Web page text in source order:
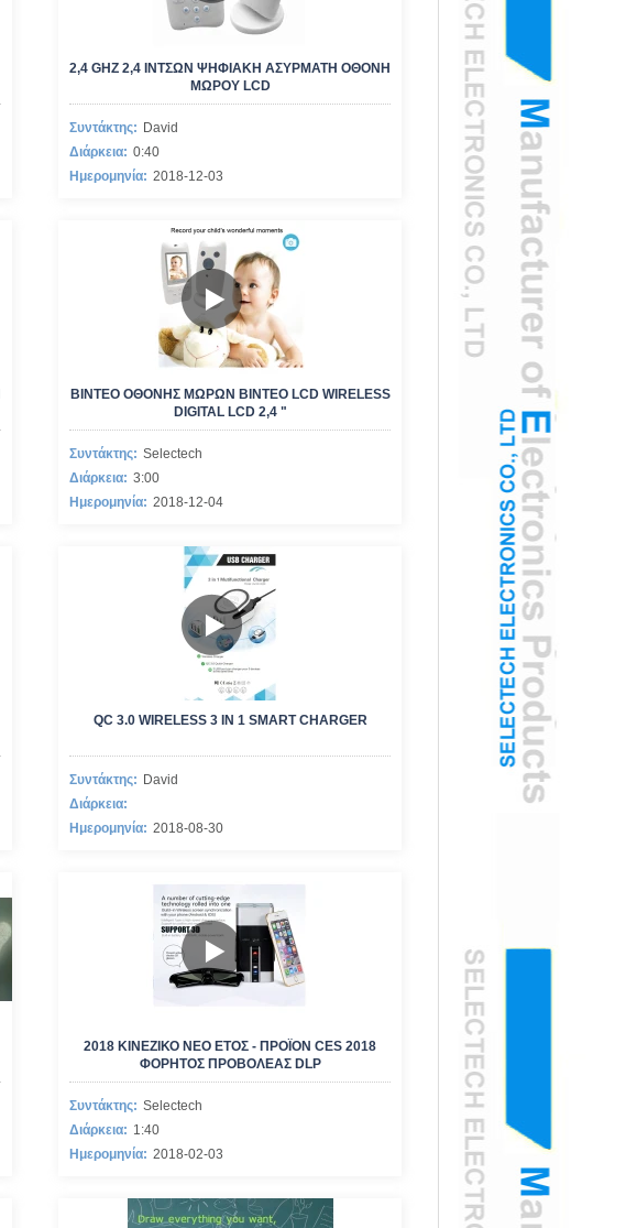
2,4 GHZ 2,4 ΙΝΤΣΏΝ ΨΗΦΙΑΚΉ ΑΣΎΡΜΑΤΗ ΟΘΌΝΗ
ΜΩΡΟΎ LCD
Συντάκτης: David
Διάρκεια: 0:40
Ημερομηνία: 2018-12-03
ΒΊΝΤΕΟ ΟΘΌΝΗΣ ΜΩΡΏΝ ΒΊΝΤΕΟ LCD WIRELESS
DIGITAL LCD 2,4 "
Συντάκτης: Selectech
Διάρκεια: 3:00
Ημερομηνία: 2018-12-04
QC 3.0 WIRELESS 3 IN 1 SMART CHARGER
Συντάκτης: David
Διάρκεια:
Ημερομηνία: 2018-08-30
2018 ΚΙΝΕΖΙΚΌ ΝΈΟ ΈΤΟΣ - ΠΡΟΪΌΝ CES 2018
ΦΟΡΗΤΌΣ ΠΡΟΒΟΛΈΑΣ DLP
Συντάκτης: Selectech
Διάρκεια: 1:40
Ημερομηνία: 2018-02-03